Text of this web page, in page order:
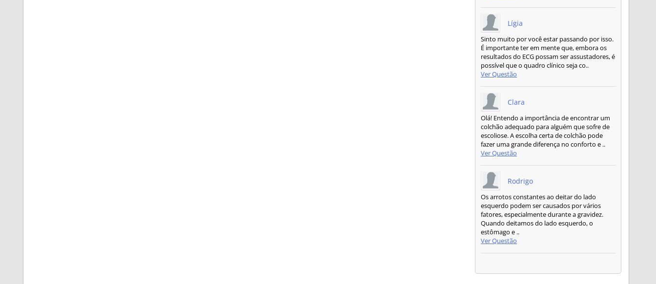
Lígia
Sinto muito por você estar passando por isso.
É importante ter em mente que, embora os
resultados do ECG possam ser assustadores, é
possível que o quadro clínico seja co..
Ver Questão
Clara
Olá! Entendo a importância de encontrar um
colchão adequado para alguém que sofre de
escoliose. A escolha certa de colchão pode
fazer uma grande diferença no conforto e ..
Ver Questão
Rodrigo
Os arrotos constantes ao deitar do lado
esquerdo podem ser causados por vários
fatores, especialmente durante a gravidez.
Quando deitamos do lado esquerdo, o
estômago e ..
Ver Questão